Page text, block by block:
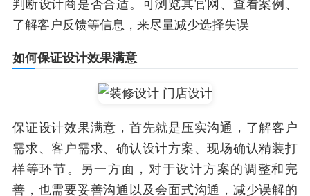
判断设计商是否合适。可浏览其官网、查看案例、
了解客户反馈等信息，来尽量减少选择失误
如何保证设计效果满意
保证设计效果满意，首先就是压实沟通，了解客户
需求、客户需求、确认设计方案、现场确认精装打
样等环节。另一方面，对于设计方案的调整和完
善，也需要妥善沟通以及会面式沟通，减少误解的